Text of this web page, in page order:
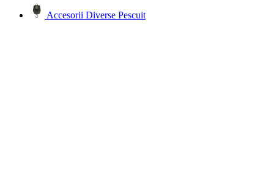
Accesorii Diverse Pescuit